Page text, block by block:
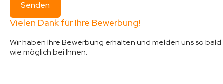
Vielen Dank für Ihre Bewerbung!
Wir haben Ihre Bewerbung erhalten und melden uns so bald
wie möglich bei Ihnen.